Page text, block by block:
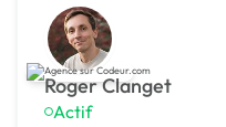
Roger Clanget
Actif